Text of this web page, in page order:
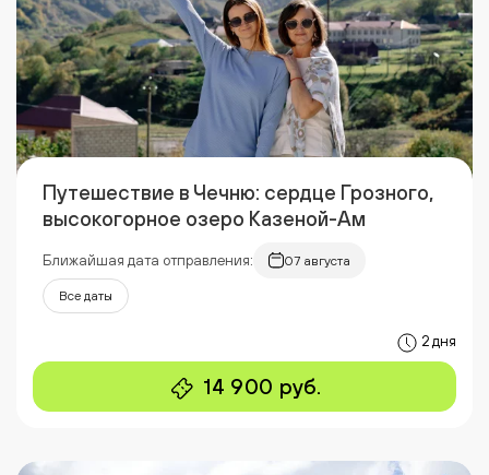
Путешествие в Чечню: сердце Грозного,
высокогорное озеро Казеной-Ам
Ближайшая дата отправления: 07 августа
Все даты
2 дня
14 900 руб.